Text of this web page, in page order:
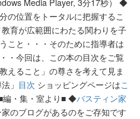
Media Player, 3分17秒） ◆
の位置をトータルに把握するこ
が広範囲にわたる関わりを子
こと・・・そのために指導者は
・今回は、この本の目次をご覧
えること」の尊さを考えて見ま
」 目次 ショッピングページはこ
・集・室より■ ◆バスティン家
のブログがあるのをご存知です